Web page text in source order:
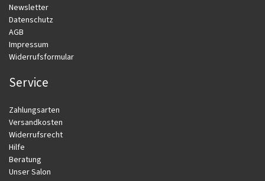
Newsletter
Datenschutz
AGB
Impressum
Widerrufsformular
Service
Zahlungsarten
Versandkosten
Widerrufsrecht
Hilfe
Beratung
Unser Salon